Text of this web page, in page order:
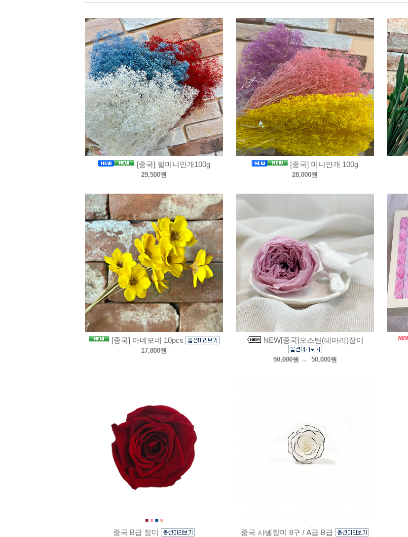
[중국] 펄미니안개100g
29,500원
[중국] 미니안개 100g
28,000원
[중국] 아네모네 10pcs
17,800원
NEW[중국]오스틴(테마리)장미
50,000원→ 50,000원
■ ■ ■ ■
중국 B급 장미 중국 샤넬장미 8구 / A급 B급